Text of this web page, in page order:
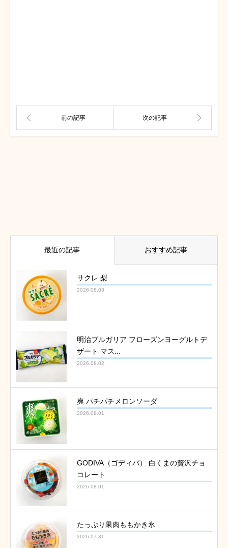
最近の記事 おすすめ記事
サクレ 梨
2026.08.03
明治ブルガリア フローズンヨーグルトデ
ザート マス...
2026.08.02
爽 パチパチメロンソーダ
2026.08.01
GODIVA（ゴディバ） 白くまの贅沢チョ
コレート
2026.08.01
たっぷり果肉ももかき氷
2026.07.31